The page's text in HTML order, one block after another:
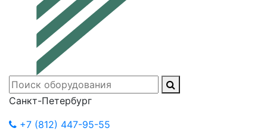
Санкт-Петербург
+7 (812) 447-95-55